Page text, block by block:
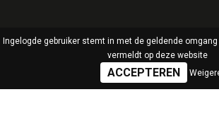
Ingelogde gebruiker stemt in met de geldende
vermeldt op deze website